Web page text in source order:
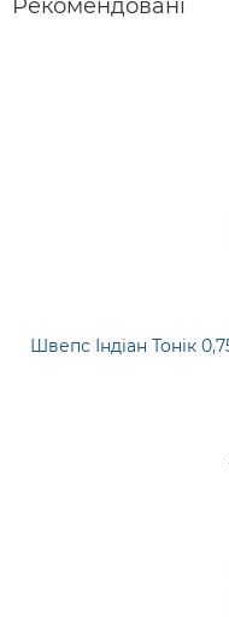
Рекомендовані
Швепс Індіан Тонік